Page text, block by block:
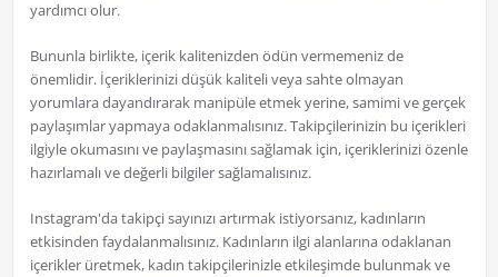
yardımcı olur.
Bununla birlikte, içerik kalitenizden ödün vermemeniz de
önemlidir. İçeriklerinizi düşük kaliteli veya sahte olmayan
yorumlara dayandırarak manipüle etmek yerine, samimi ve gerçek
paylaşımlar yapmaya odaklanmalısınız. Takipçilerinizin bu içerikleri
ilgiyle okumasını ve paylaşmasını sağlamak için, içeriklerinizi özenle
hazırlamalı ve değerli bilgiler sağlamalısınız.
Instagram'da takipçi sayınızı artırmak istiyorsanız, kadınların
etkisinden faydalanmalısınız. Kadınların ilgi alanlarına odaklanan
içerikler üretmek, kadın takipçilerinizle etkileşimde bulunmak ve